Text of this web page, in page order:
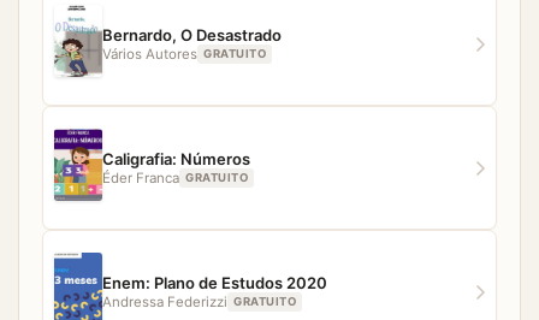
Bernardo, O Desastrado
Vários Autores GRATUITO
Caligrafia: Números
Éder Franca GRATUITO
Enem: Plano de Estudos 2020
Andressa Federizzi GRATUITO